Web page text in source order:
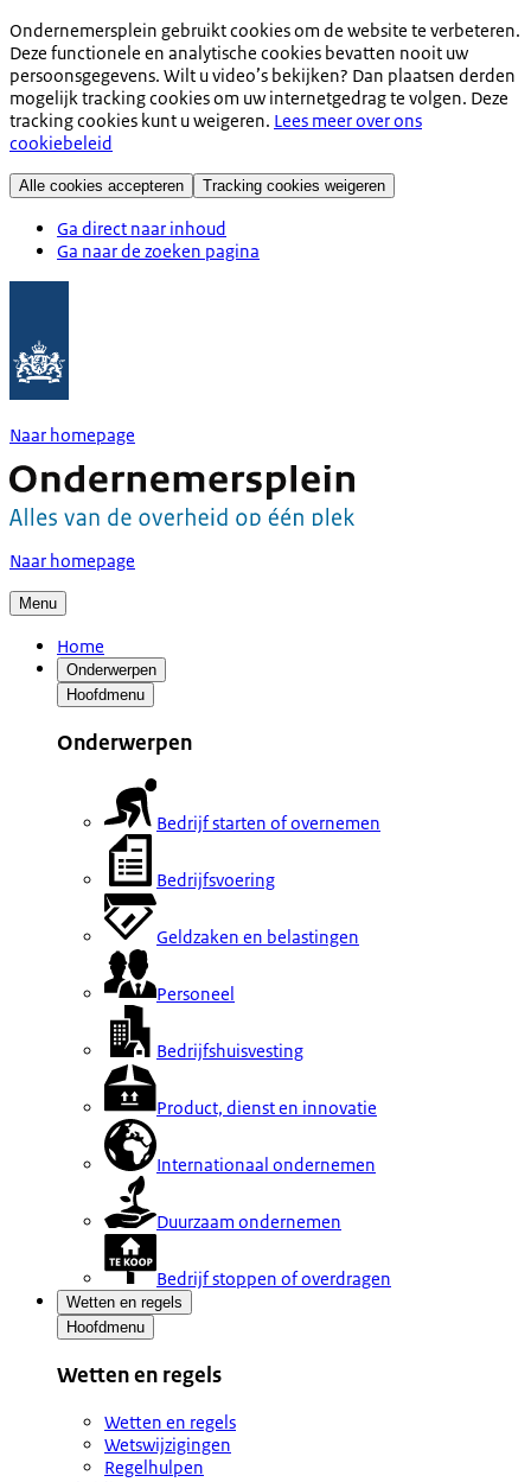
Ondernemersplein gebruikt cookies om de website te verbeteren.
Deze functionele en analytische cookies bevatten nooit uw
persoonsgegevens. Wilt u video’s bekijken? Dan plaatsen derden
mogelijk tracking cookies om uw internetgedrag te volgen. Deze
tracking cookies kunt u weigeren. Lees meer over ons
cookiebeleid
Alle cookies accepteren Tracking cookies weigeren
Ga direct naar inhoud
Ga naar de zoeken pagina
Naar homepage
Naar homepage
Menu
Home
Onderwerpen
Hoofdmenu
Onderwerpen
Bedrijf starten of overnemen
Bedrijfsvoering
Geldzaken en belastingen
Personeel
Bedrijfshuisvesting
Product, dienst en innovatie
Internationaal ondernemen
Duurzaam ondernemen
Bedrijf stoppen of overdragen
Wetten en regels
Hoofdmenu
Wetten en regels
Wetten en regels
Wetswijzigingen
Regelhulpen